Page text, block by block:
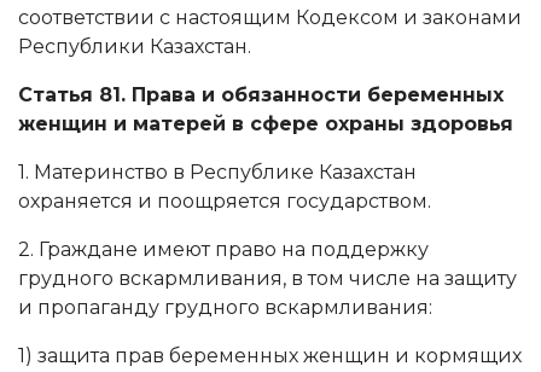
соответствии с настоящим Кодексом и законами
Республики Казахстан.
Статья 81. Права и обязанности беременных
женщин и матерей в сфере охраны здоровья
1. Материнство в Республике Казахстан
охраняется и поощряется государством.
2. Граждане имеют право на поддержку
грудного вскармливания, в том числе на защиту
и пропаганду грудного вскармливания:
1) защита прав беременных женщин и кормящих